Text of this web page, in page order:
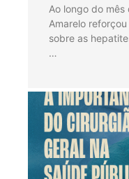
Ao longo do
Amarelo
sobre as
…